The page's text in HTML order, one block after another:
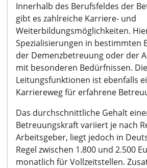
Innerhalb des Berufsfeldes der
gibt es zahlreiche Karriere- und
Weiterbildungsmöglichkeiten.
Spezialisierungen in bestimmten
der Demenzbetreuung oder der
mit besonderen Bedürfnissen.
Leitungsfunktionen ist ebenfalls
Karriereweg für erfahrene
Das durchschnittliche Gehalt
Betreuungskraft variiert je nach
Arbeitsgeber, liegt jedoch in
Regel zwischen 1.800 und 2.500
monatlich für Vollzeitstellen.